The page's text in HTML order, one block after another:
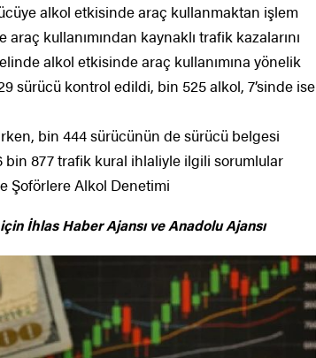
alkol etkisinde araç kullanmaktan işlem
kullanımından kaynaklı trafik kazalarını
alkol etkisinde araç kullanımına yönelik
sürücü kontrol edildi, bin 525 alkol, 7’sinde ise
bin 444 sürücünün de sürücü belgesi
bin 877 trafik kural ihlaliyle ilgili sorumlular
Şoförlere Alkol Denetimi
İhlas Haber Ajansı ve Anadolu Ajansı